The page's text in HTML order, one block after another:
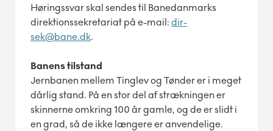
Høringssvar skal sendes til Banedanmarks
direktionssekretariat på e-mail: dir-
sek@bane.dk.
Banens tilstand
Jernbanen mellem Tinglev og Tønder er i meget
dårlig stand. På en stor del af strækningen er
skinnerne omkring 100 år gamle, og de er slidt i
en grad, så de ikke længere er anvendelige.